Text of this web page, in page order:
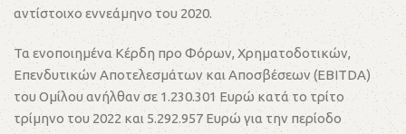
αντίστοιχο εννεάμηνο του 2020.
Τα ενοποιημένα Κέρδη προ Φόρων, Χρηματοδοτικών,
Επενδυτικών Αποτελεσμάτων και Αποσβέσεων (EBITDA)
του Ομίλου ανήλθαν σε 1.230.301 Ευρώ κατά το τρίτο
τρίμηνο του 2022 και 5.292.957 Ευρώ για την περίοδο